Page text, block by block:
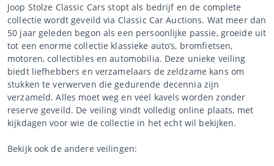
Joop Stolze Classic Cars stopt als bedrijf en de complete
collectie wordt geveild via Classic Car Auctions. Wat meer dan
50 jaar geleden begon als een persoonlijke passie, groeide uit
tot een enorme collectie klassieke auto’s, bromfietsen,
motoren, collectibles en automobilia. Deze unieke veiling
biedt liefhebbers en verzamelaars de zeldzame kans om
stukken te verwerven die gedurende decennia zijn
verzameld. Alles moet weg en veel kavels worden zonder
reserve geveild. De veiling vindt volledig online plaats, met
kijkdagen voor wie de collectie in het echt wil bekijken.
Bekijk ook de andere veilingen: